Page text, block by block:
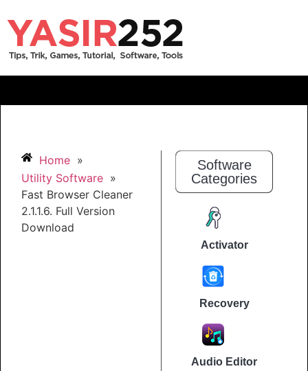
Home »
Utility Software »
Fast Browser Cleaner
2.1.1.6. Full Version
Download
Software
Categories
Activator
Recovery
Audio Editor